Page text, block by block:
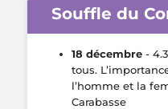
Souffle du
18 décembre-
tous.
l’homme et la
Carabasse